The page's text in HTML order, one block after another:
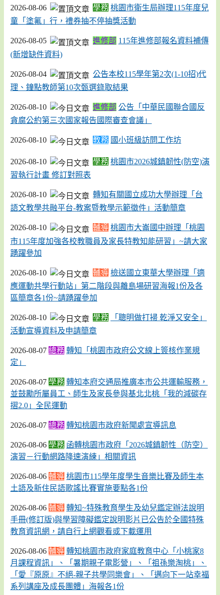
2026-08-06 學務 桃園市衛生局辦理115年度兒
童「塗氟」行，禮券抽不停抽獎活動
2026-08-05 進修部 115年進修部報名資料補傳
(新增缺件資料)
2026-08-04
公告本校115學年第2次(1-10招)代
理、鐘點教師第10次甄選錄取結果
2026-08-10 進修部 公告「中華民國聯合國反
貪腐公約第三次國家報告國際審查會議」
2026-08-10 教務 國小班級訪問工作坊
2026-08-10 學務 桃園市2026城鎮韌性(防空)演
習執行計畫 修訂對照表
2026-08-10
轉知有關國立成功大學辦理「台
語文教學共融平台-教案暨教學示範徵件」活動簡章
2026-08-10 輔導 桃園市大崙國中辦理「桃園
市115年度加強各校教職員及家長特教知能研習」~請大家
踴躍參加
2026-08-10 輔導 檢送國立東華大學辦理「適
應運動共學行動站」第二階段與離島場研習海報1份及各
區簡章各1份~請踴躍參加
2026-08-10 學務
「聰明做打掃 乾淨又安全」
活動宣導資料及申請簡章
2026-08-07 總務 轉知「桃園市政府公文線上簽核作業規
定」
2026-08-07 學務 轉知本府交通局推廣本市公共運輸服務，
並鼓勵所屬員工、師生及家長參與基北北桃「我的減碳存
摺2.0」全民運動
2026-08-07 總務 轉知桃園市政府新聞處宣導訊息
2026-08-06 學務 函轉桃園市政府「2026城鎮韌性（防空）
演習－行動網路降速演練」相關資訊
2026-08-06 輔導 桃園市115學年度學生音樂比賽及師生本
土語及新住民語歌謠比賽實施要點各1份
2026-08-06 輔導 轉知~特殊教育學生及幼兒鑑定辦法說明
手冊(修訂版)與學習障礙鑑定說明影片已公告於全國特殊
教育資訊網，請自行上網觀看或下載運用
2026-08-06 輔導 轉知桃園市政府家庭教育中心「小桃家8
月課程資訊」、「暑期親子電影營」、「祖孫樂淘桃」、
「愛『原原』不絕-親子共學同樂會」、「邁向下一站幸福
系列講座及成長團體」海報各1份